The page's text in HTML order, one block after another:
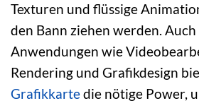
Texturen und flüssige
den Bann ziehen werden.
Anwendungen wie
Rendering und Grafikdesign
Grafikkartedie nötige Power,